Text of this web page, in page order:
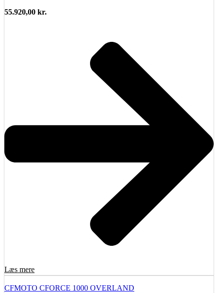
55.920,00 kr.
Læs mere
CFMOTO CFORCE 1000 OVERLAND